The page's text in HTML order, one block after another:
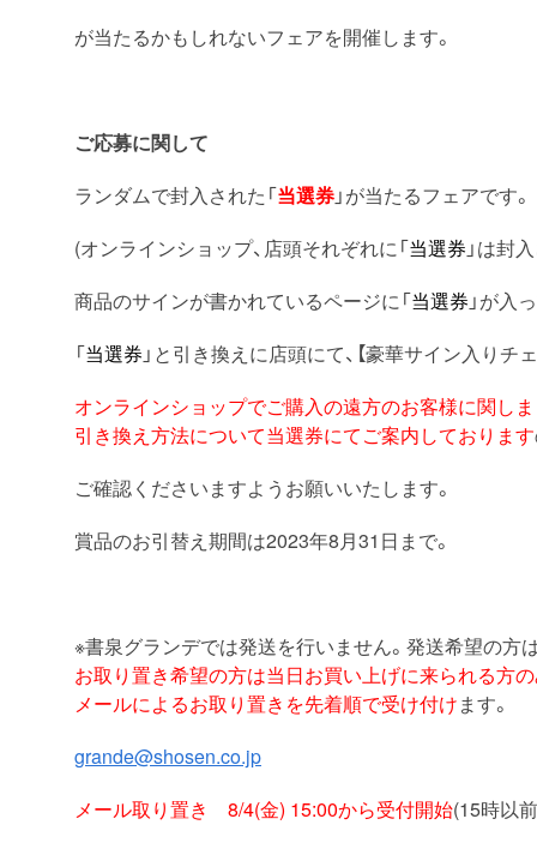
が当たるかもしれないフェアを開催します。
ご応募に関して
ランダムで封入された「当選券」が当たるフェアです。
(オンラインショップ、店頭それぞれに「当選券 」は封
商品のサインが書かれているページに「当選券 」が入
「当選券 」と引き換えに店頭にて、【豪華サイン入りチ
オンラインショップでご購入の遠方のお客様に関し
引き換え方法について当選券にてご案内しております
ご確認くださいますようお願いいたします。
賞品のお引替え期間は2023年8月31日まで。
※書泉グランデでは発送を行いません。発送希望の方
お取り置き希望の方は当日お買い上げに来られる方
メールによるお取り置きを先着順で受け付けます。
grande@shosen.co.jp
メール取り置き 8/4(金) 15:00から受付開始(15時以